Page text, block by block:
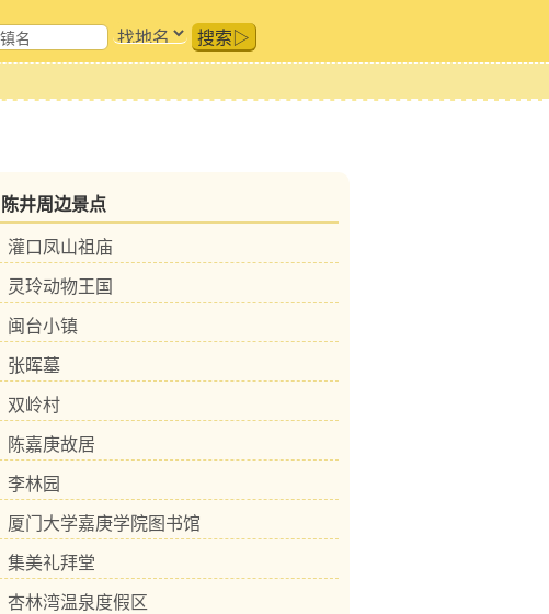
搜索▷
陈井周边景点
灌口凤山祖庙
灵玲动物王国
闽台小镇
张晖墓
双岭村
陈嘉庚故居
李林园
厦门大学嘉庚学院图书馆
集美礼拜堂
杏林湾温泉度假区